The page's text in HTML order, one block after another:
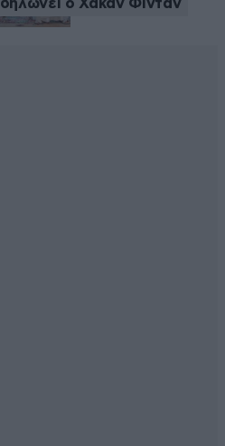
δηλώνει ο Χακάν Φιντάν